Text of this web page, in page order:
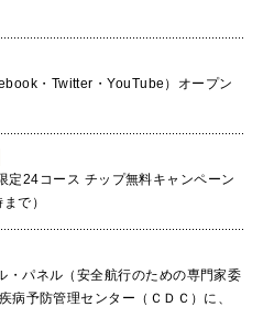
・Twitter・YouTube）オープン
定24コース チップ無料キャンペーン
で）
・パネル（安全航行のための専門家委
病予防管理センター（ＣＤＣ）に、